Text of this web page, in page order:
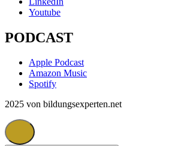
Youtube
PODCAST
Apple Podcast
Amazon Music
Spotify
2025 von bildungsexperten.net